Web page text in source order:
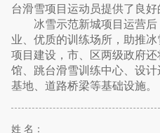
台滑雪项目运动员提供了良好
冰雪示范新城项目运营
业、优质的训练场所，助推
项目建设，市、区两级政府
馆、跳台滑雪训练中心、设
基地、道路桥梁等基础设施。
姓 名：